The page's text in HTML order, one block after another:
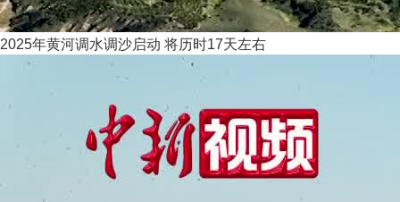
2025年黄河调水调沙启动 将历时17天左右